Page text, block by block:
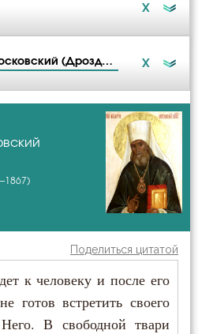
X
Филарет Московский (Дроздов) X
Поделиться цитатой
к человеку и после его
готов встретить своего
В свободной твари